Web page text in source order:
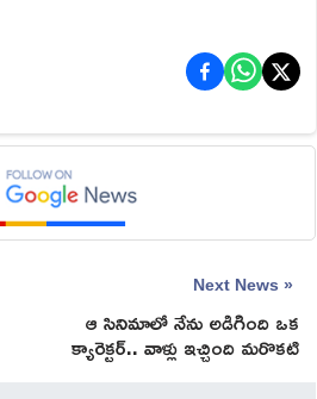
Next News »
ఆ సినిమాలో నేను అడిగింది ఒక
క్యారెక్టర్.. వాళ్లు ఇచ్చింది మరొకటి